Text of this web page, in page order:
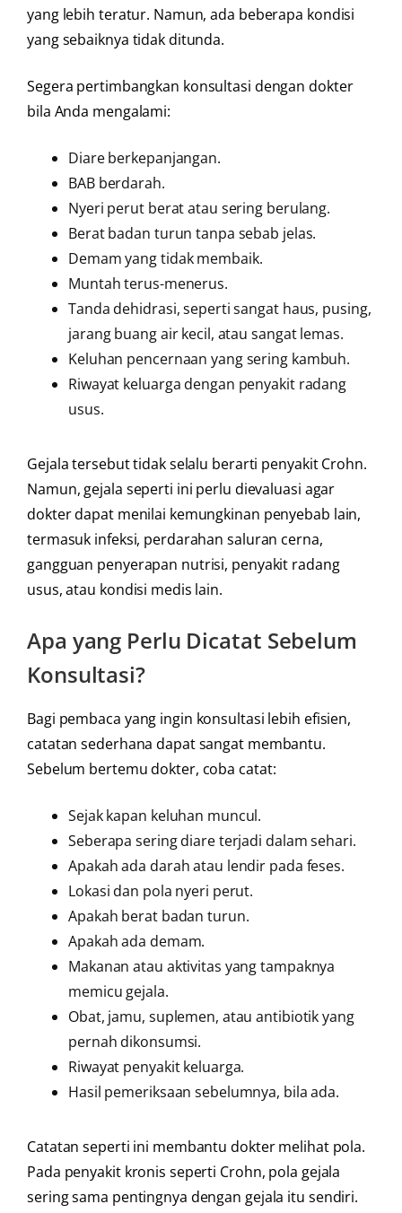
yang lebih teratur. Namun, ada beberapa kondisi
yang sebaiknya tidak ditunda.
Segera pertimbangkan konsultasi dengan dokter
bila Anda mengalami:
Diare berkepanjangan.
BAB berdarah.
Nyeri perut berat atau sering berulang.
Berat badan turun tanpa sebab jelas.
Demam yang tidak membaik.
Muntah terus-menerus.
Tanda dehidrasi, seperti sangat haus, pusing,
jarang buang air kecil, atau sangat lemas.
Keluhan pencernaan yang sering kambuh.
Riwayat keluarga dengan penyakit radang
usus.
Gejala tersebut tidak selalu berarti penyakit Crohn.
Namun, gejala seperti ini perlu dievaluasi agar
dokter dapat menilai kemungkinan penyebab lain,
termasuk infeksi, perdarahan saluran cerna,
gangguan penyerapan nutrisi, penyakit radang
usus, atau kondisi medis lain.
Apa yang Perlu Dicatat Sebelum
Konsultasi?
Bagi pembaca yang ingin konsultasi lebih efisien,
catatan sederhana dapat sangat membantu.
Sebelum bertemu dokter, coba catat:
Sejak kapan keluhan muncul.
Seberapa sering diare terjadi dalam sehari.
Apakah ada darah atau lendir pada feses.
Lokasi dan pola nyeri perut.
Apakah berat badan turun.
Apakah ada demam.
Makanan atau aktivitas yang tampaknya
memicu gejala.
Obat, jamu, suplemen, atau antibiotik yang
pernah dikonsumsi.
Riwayat penyakit keluarga.
Hasil pemeriksaan sebelumnya, bila ada.
Catatan seperti ini membantu dokter melihat pola.
Pada penyakit kronis seperti Crohn, pola gejala
sering sama pentingnya dengan gejala itu sendiri.